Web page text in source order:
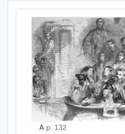
A p. 132